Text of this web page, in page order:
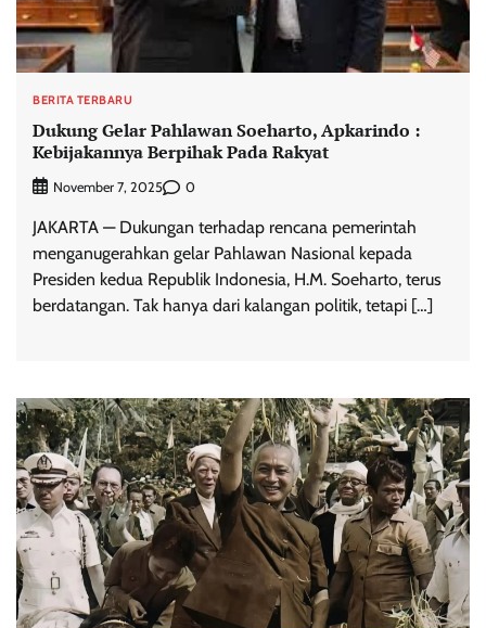
BERITA TERBARU
Dukung Gelar Pahlawan Soeharto, Apkarindo :
Kebijakannya Berpihak Pada Rakyat
November 7, 2025 0
JAKARTA — Dukungan terhadap rencana pemerintah
menganugerahkan gelar Pahlawan Nasional kepada
Presiden kedua Republik Indonesia, H.M. Soeharto, terus
berdatangan. Tak hanya dari kalangan politik, tetapi […]